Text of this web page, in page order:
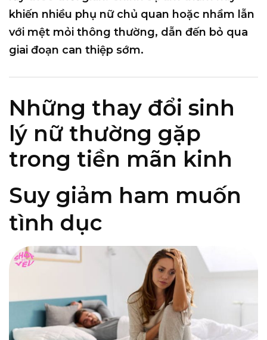
khiến nhiều phụ nữ chủ quan hoặc nhầm lẫn
với mệt mỏi thông thường, dẫn đến bỏ qua
giai đoạn can thiệp sớm.
Những thay đổi sinh
lý nữ thường gặp
trong tiền mãn kinh
Suy giảm ham muốn
tình dục